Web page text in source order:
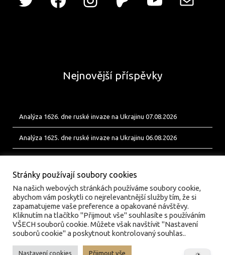
Nejnovější příspěvky
Analýza 1626. dne ruské invaze na Ukrajinu 07.08.2026
Analýza 1625. dne ruské invaze na Ukrajinu 06.08.2026
Stránky používají soubory cookies
Na našich webových stránkách používáme soubory cookie,
abychom vám poskytli co nejrelevantnější služby tím, že si
zapamatujeme vaše preference a opakované návštěvy.
Kliknutím na tlačítko "Přijmout vše" souhlasíte s používáním
VŠECH souborů cookie. Můžete však navštívit "Nastavení
souborů cookie" a poskytnout kontrolovaný souhlas..
Nastavení cookies Přijmout vše